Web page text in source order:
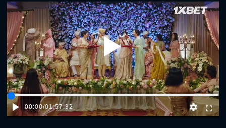
Play
00:00/01:57:32